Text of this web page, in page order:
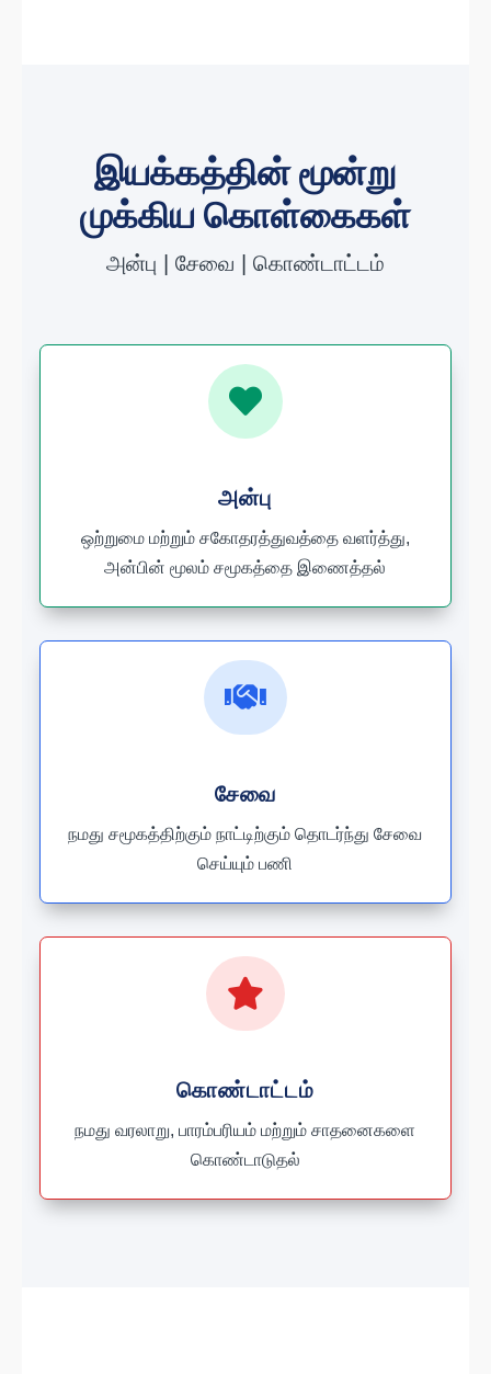
இயக்கத்தின் மூன்று
முக்கிய கொள்கைகள்
அன்பு | சேவை | கொண்டாட்டம்

அன்பு
ஒற்றுமை மற்றும் சகோதரத்துவத்தை வளர்த்து,
அன்பின் மூலம் சமூகத்தை இணைத்தல்

சேவை
நமது சமூகத்திற்கும் நாட்டிற்கும் தொடர்ந்து சேவை
செய்யும் பணி

கொண்டாட்டம்
நமது வரலாறு, பாரம்பரியம் மற்றும் சாதனைகளை
கொண்டாடுதல்